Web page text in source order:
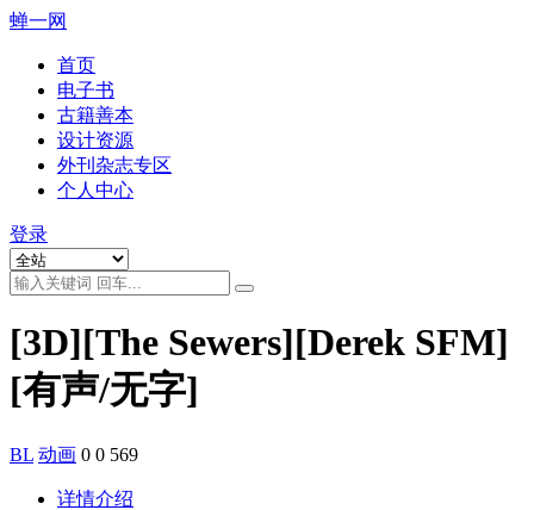
蝉一网
首页
电子书
古籍善本
设计资源
外刊杂志专区
个人中心
登录
[3D][The Sewers][Derek SFM]
[有声/无字]
BL 动画 0 0 569
详情介绍